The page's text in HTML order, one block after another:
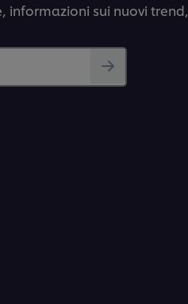
informazioni sui nuovi